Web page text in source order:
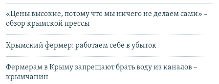
«Цены высокие, потому что мы ничего не делаем сами» –
обзор крымской прессы
Крымский фермер: работаем себе в убыток
Фермерам в Крыму запрещают брать воду из каналов –
крымчанин